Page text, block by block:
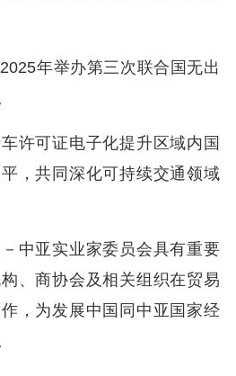
年举办第三次联合国无出
许可证电子化提升区域内国
，共同深化可持续交通领域
中亚实业家委员会具有重要
、商协会及相关组织在贸易
，为发展中国同中亚国家经